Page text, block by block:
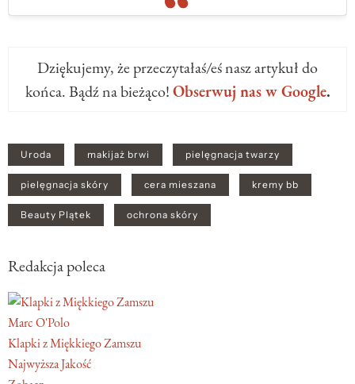
Dziękujemy, że przeczytałaś/eś nasz artykuł do
końca. Bądź na bieżąco!Obserwuj nas w Google.
Uroda makijaż brwi pielęgnacja twarzy
pielęgnacja skóry cera mieszana kremy bb
Beauty PIątek ochrona skóry
Redakcja poleca
Marc O'Polo
Klapki z Miękkiego Zamszu
Najwyższa Jakość